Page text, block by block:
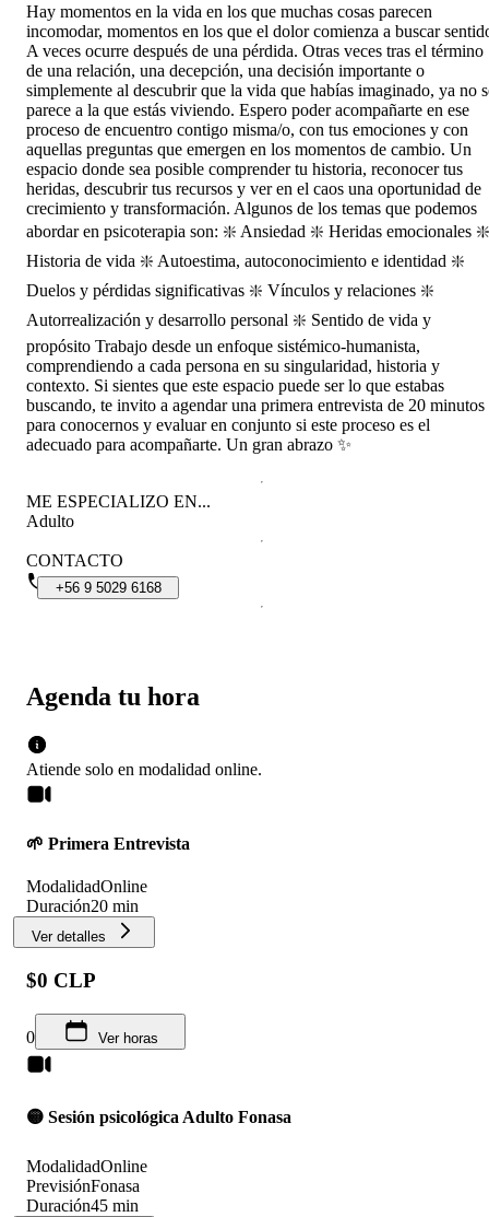
Agenda tu hora
Atiende solo en modalidad online.
🌱 Primera Entrevista
ModalidadOnline
Duración20 min
Ver detalles
$0 CLP
0 Ver horas
🟡 Sesión psicológica Adulto Fonasa
ModalidadOnline
PrevisiónFonasa
Duración45 min
Hay momentos en la vida en los que muchas cosas parecen
incomodar, momentos en los que el dolor comienza a buscar
A veces ocurre después de una pérdida. Otras veces tras el término
de una relación, una decepción, una decisión importante o
simplemente al descubrir que la vida que habías imaginado, ya no
parece a la que estás viviendo. Espero poder acompañarte en ese
proceso de encuentro contigo misma/o, con tus emociones y con
aquellas preguntas que emergen en los momentos de cambio. Un
espacio donde sea posible comprender tu historia, reconocer tus
heridas, descubrir tus recursos y ver en el caos una oportunidad de
crecimiento y transformación. Algunos de los temas que podemos
abordar en psicoterapia son: ❇️ Ansiedad ❇️ Heridas emocionales ❇️
Historia de vida ❇️ Autoestima, autoconocimiento e identidad ❇️
Duelos y pérdidas significativas ❇️ Vínculos y relaciones ❇️
Autorrealización y desarrollo personal ❇️ Sentido de vida y
propósito Trabajo desde un enfoque sistémico-humanista,
comprendiendo a cada persona en su singularidad, historia y
contexto. Si sientes que este espacio puede ser lo que estabas
buscando, te invito a agendar una primera entrevista de 20 minutos
para conocernos y evaluar en conjunto si este proceso es el
adecuado para acompañarte. Un gran abrazo ✨
ME ESPECIALIZO EN...
Adulto
CONTACTO
+56 9 5029 6168